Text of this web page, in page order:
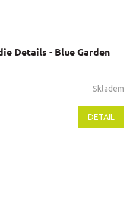
Details - Blue Garden
Skladem
DETAIL